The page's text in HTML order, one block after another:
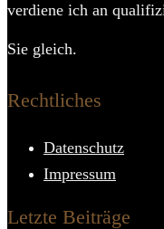
verdiene ich an
Sie gleich.
Rechtliches
Datenschutz
Impressum
Letzte Beiträge